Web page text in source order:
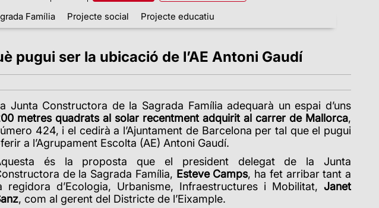
Família Projecte social Projecte educatiu
pugui ser la ubicació de l’AE Antoni Gaudí
Junta Constructora de la Sagrada Família adequarà un espai d’uns
metres quadrats al solar recentment adquirit al carrer de Mallorca,
424, i el cedirà a l’Ajuntament de Barcelona per tal que el pugui
a l’Agrupament Escolta (AE) Antoni Gaudí.
és la proposta que el president delegat de la Junta
de la Sagrada Família, Esteve Camps, ha fet arribar tant a
regidora d’Ecologia, Urbanisme, Infraestructures i Mobilitat, Janet
, com al gerent del Districte de l’Eixample.